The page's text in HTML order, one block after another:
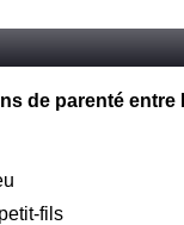
de parenté
fils